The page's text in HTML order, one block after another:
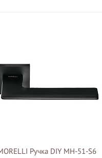
Ручка DIY MH-51-S6